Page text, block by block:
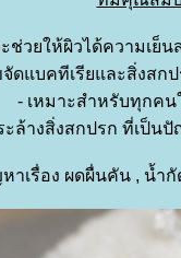
ช่วยให้ผิวได้ความเย็
จัดแบคทีเรียและสิ่งสก
- เหมาะสำหรับทุกค
ะล้างสิ่งสกปรก ที่เป็น
เรื่อง ผดผื่นคัน , น้ำกั